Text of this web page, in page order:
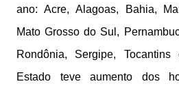
ano: Acre, Alagoas, Bahia,
Mato Grosso do Sul,
Rondônia, Sergipe,
Estado teve aumento dos